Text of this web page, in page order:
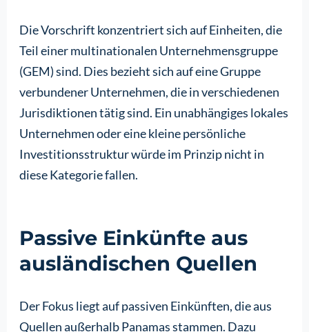
Die Vorschrift konzentriert sich auf Einheiten, die
Teil einer multinationalen Unternehmensgruppe
(GEM) sind. Dies bezieht sich auf eine Gruppe
verbundener Unternehmen, die in verschiedenen
Jurisdiktionen tätig sind. Ein unabhängiges lokales
Unternehmen oder eine kleine persönliche
Investitionsstruktur würde im Prinzip nicht in
diese Kategorie fallen.
Passive Einkünfte aus
ausländischen Quellen
Der Fokus liegt auf passiven Einkünften, die aus
Quellen außerhalb Panamas stammen. Dazu